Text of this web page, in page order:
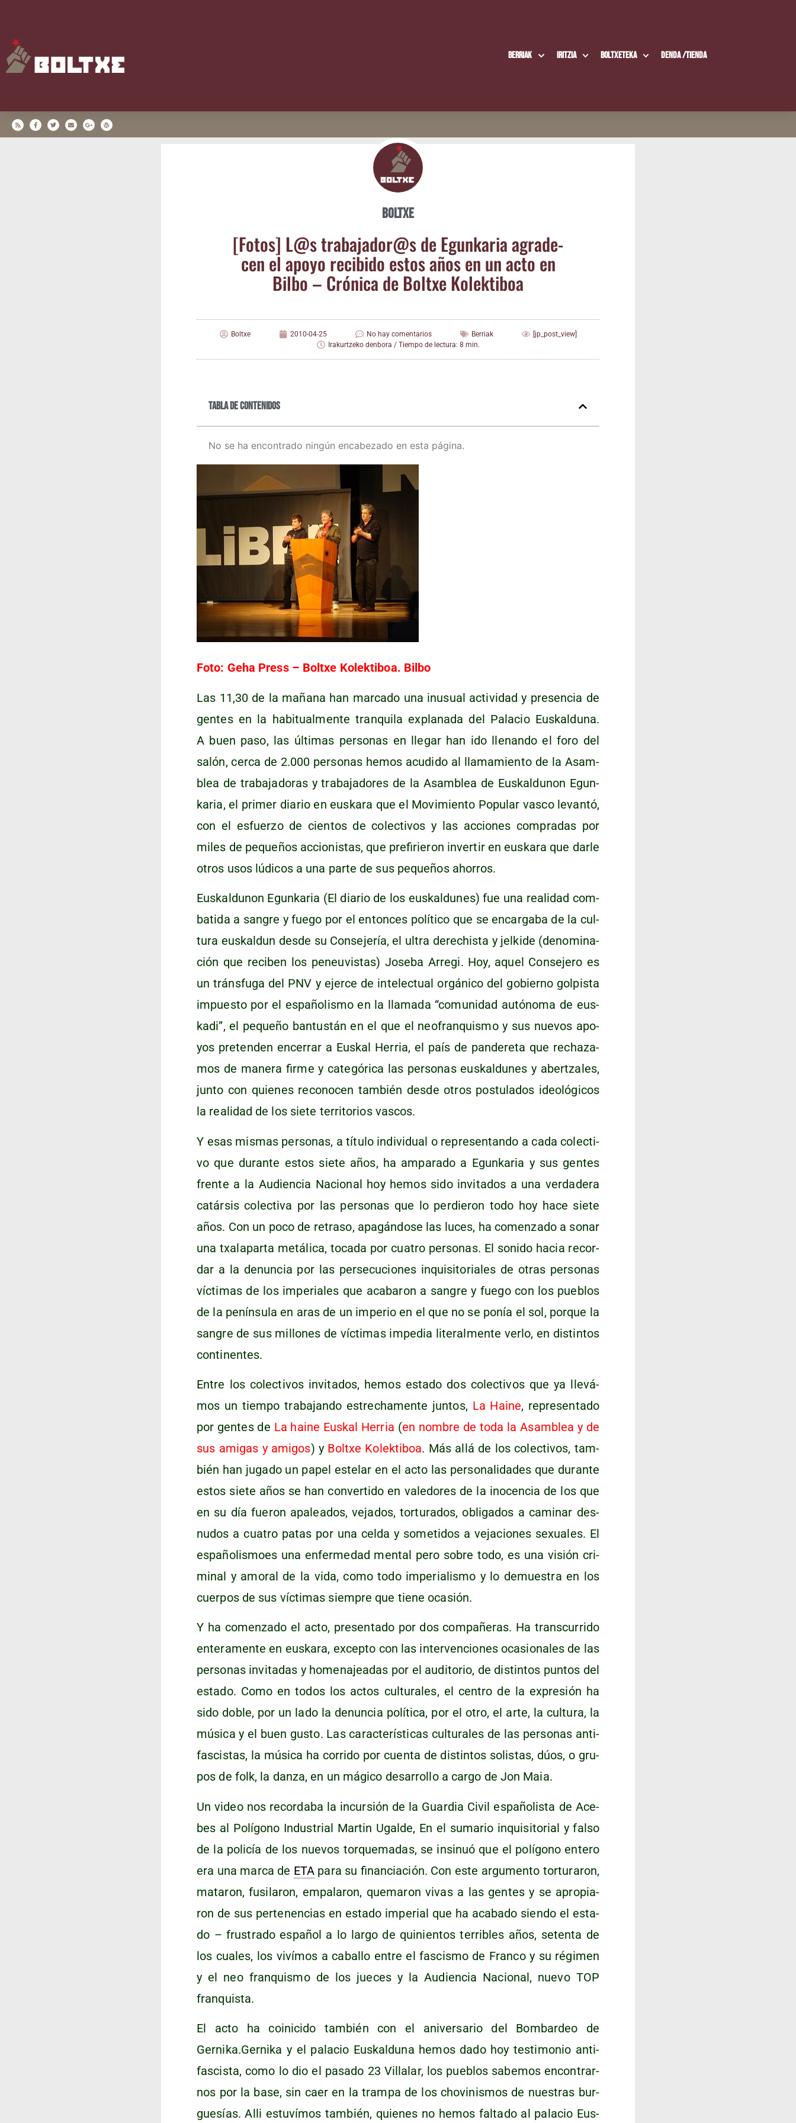
Berriak Iritzia Boltxe­te­ka Den­da /​Tien­da
Boltxe
[Fotos] L@s trabajador@s de Egun­ka­ria agra­de­
cen el apo­yo reci­bi­do estos años en un acto en
Bil­bo – Cró­ni­ca de Boltxe Kolektiboa
Boltxe 2010-04-25 No hay comentarios Berriak
[jp_post_view]
Irakurtzeko denbora / Tiempo de lectura: 8 min.
Tabla de contenidos
No se ha encontrado ningún encabezado en esta página.
Foto: Geha Press – Boltxe Kolek­ti­boa. Bilbo
Las 11,30 de la maña­na han mar­ca­do una inusual acti­vi­dad y pre­sen­cia de
gen­tes en la habi­tual­men­te tran­qui­la expla­na­da del Pala­cio Eus­kal­du­na.
A buen paso, las últi­mas per­so­nas en lle­gar han ido lle­nan­do el foro del
salón, cer­ca de 2.000 per­so­nas hemos acu­di­do al lla­ma­mien­to de la Asam­
blea de tra­ba­ja­do­ras y tra­ba­ja­do­res de la Asam­blea de Eus­kal­du­non Egun­
ka­ria, el pri­mer dia­rio en eus­ka­ra que el Movi­mien­to Popu­lar vas­co levan­tó,
con el esfuer­zo de cien­tos de colec­ti­vos y las accio­nes com­pra­das por
miles de peque­ños accio­nis­tas, que pre­fi­rie­ron inver­tir en eus­ka­ra que dar­le
otros usos lúdi­cos a una par­te de sus peque­ños ahorros.
Eus­kal­du­non Egun­ka­ria (El dia­rio de los eus­kal­du­nes) fue una reali­dad com­
ba­ti­da a san­gre y fue­go por el enton­ces polí­ti­co que se encar­ga­ba de la cul­
tu­ra eus­kal­dun des­de su Con­se­je­ría, el ultra dere­chis­ta y jel­ki­de (deno­mi­na­
ción que reci­ben los peneu­vis­tas) Jose­ba Arre­gi. Hoy, aquel Con­se­je­ro es
un tráns­fu­ga del PNV y ejer­ce de inte­lec­tual orgá­ni­co del gobierno gol­pis­ta
impues­to por el espa­ño­lis­mo en la lla­ma­da “comu­ni­dad autó­no­ma de eus­
ka­di”, el peque­ño ban­tus­tán en el que el neo­fran­quis­mo y sus nue­vos apo­
yos pre­ten­den ence­rrar a Eus­kal Herria, el país de pan­de­re­ta que recha­za­
mos de mane­ra fir­me y cate­gó­ri­ca las per­so­nas eus­kal­du­nes y aber­tza­les,
jun­to con quie­nes reco­no­cen tam­bién des­de otros pos­tu­la­dos ideo­ló­gi­cos
la reali­dad de los sie­te terri­to­rios vascos.
Y esas mis­mas per­so­nas, a títu­lo indi­vi­dual o repre­sen­tan­do a cada colec­ti­
vo que duran­te estos sie­te años, ha ampa­ra­do a Egun­ka­ria y sus gen­tes
fren­te a la Audien­cia Nacio­nal hoy hemos sido invi­ta­dos a una ver­da­de­ra
catár­sis colec­ti­va por las per­so­nas que lo per­die­ron todo hoy hace sie­te
años. Con un poco de retra­so, apa­gán­do­se las luces, ha comen­za­do a sonar
una txa­la­par­ta metá­li­ca, toca­da por cua­tro per­so­nas. El soni­do hacia recor­
dar a la denun­cia por las per­se­cu­cio­nes inqui­si­to­ria­les de otras per­so­nas
víc­ti­mas de los impe­ria­les que aca­ba­ron a san­gre y fue­go con los pue­blos
de la penín­su­la en aras de un impe­rio en el que no se ponía el sol, por­que la
san­gre de sus millo­nes de víc­ti­mas impe­dia lite­ral­men­te ver­lo, en dis­tin­tos
continentes.
Entre los colec­ti­vos invi­ta­dos, hemos esta­do dos colec­ti­vos que ya lle­vá­
mos un tiem­po tra­ba­jan­do estre­cha­men­te jun­tos, La Hai­ne, repre­sen­ta­do
por gen­tes de La hai­ne Eus­kal Herria (en nom­bre de toda la Asam­blea y de
sus ami­gas y ami­gos) y Boltxe Kolek­ti­boa. Más allá de los colec­ti­vos, tam­
bién han juga­do un papel este­lar en el acto las per­so­na­li­da­des que duran­te
estos sie­te años se han con­ver­ti­do en vale­do­res de la ino­cen­cia de los que
en su día fue­ron apa­lea­dos, veja­dos, tor­tu­ra­dos, obli­ga­dos a cami­nar des­
nu­dos a cua­tro patas por una cel­da y some­ti­dos a veja­cio­nes sexua­les. El
espa­ño­lis­moes una enfer­me­dad men­tal pero sobre todo, es una visión cri­
mi­nal y amo­ral de la vida, como todo impe­ria­lis­mo y lo demues­tra en los
cuer­pos de sus víc­ti­mas siem­pre que tie­ne ocasión.
Y ha comen­za­do el acto, pre­sen­ta­do por dos com­pa­ñe­ras. Ha trans­cu­rri­do
ente­ra­men­te en eus­ka­ra, excep­to con las inter­ven­cio­nes oca­sio­na­les de las
per­so­nas invi­ta­das y home­na­jea­das por el audi­to­rio, de dis­tin­tos pun­tos del
esta­do. Como en todos los actos cul­tu­ra­les, el cen­tro de la expre­sión ha
sido doble, por un lado la denun­cia polí­ti­ca, por el otro, el arte, la cul­tu­ra, la
músi­ca y el buen gus­to. Las carac­te­rís­ti­cas cul­tu­ra­les de las per­so­nas anti­
fas­cis­tas, la músi­ca ha corri­do por cuen­ta de dis­tin­tos solis­tas, dúos, o gru­
pos de folk, la dan­za, en un mági­co desa­rro­llo a car­go de Jon Maia.
Un video nos recor­da­ba la incur­sión de la Guar­dia Civil espa­ño­lis­ta de Ace­
bes al Polí­gono Indus­trial Mar­tin Ugal­de, En el suma­rio inqui­si­to­rial y fal­so
de la poli­cía de los nue­vos tor­que­ma­das, se insi­nuó que el polí­gono ente­ro
era una mar­ca de ETA para su finan­cia­ción. Con este argu­men­to tor­tu­ra­ron,
mata­ron, fusi­la­ron, empa­la­ron, que­ma­ron vivas a las gen­tes y se apro­pia­
ron de sus per­te­nen­cias en esta­do impe­rial que ha aca­ba­do sien­do el esta­
do – frus­tra­do espa­ñol a lo lar­go de qui­nien­tos terri­bles años, seten­ta de
los cua­les, los viví­mos a caba­llo entre el fas­cis­mo de Fran­co y su régi­men
y el neo fran­quis­mo de los jue­ces y la Audien­cia Nacio­nal, nue­vo TOP
franquista.
El acto ha coini­ci­do tam­bién con el ani­ver­sa­rio del Bom­bar­deo de
Gernika.Gernika y el pala­cio Eus­kal­du­na hemos dado hoy tes­ti­mo­nio anti­
fas­cis­ta, como lo dio el pasa­do 23 Villa­lar, los pue­blos sabe­mos encon­trar­
nos por la base, sin caer en la tram­pa de los cho­vi­nis­mos de nues­tras bur­
gue­sías. Alli estu­ví­mos tam­bién, quie­nes no hemos fal­ta­do al pala­cio Eus­